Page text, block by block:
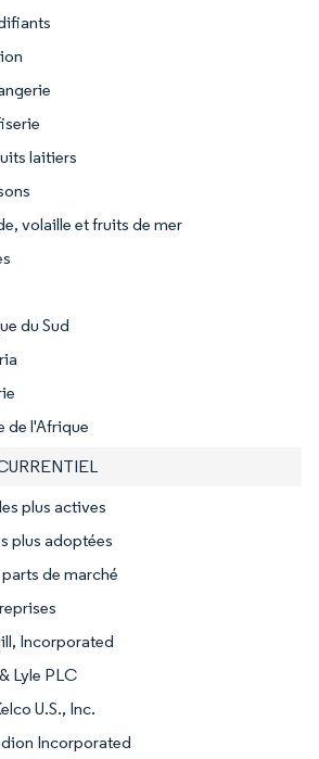
laitiers
volaille et fruits de mer
du Sud
de l'Afrique
plus actives
plus adoptées
de marché
Incorporated
Lyle PLC
U.S., Inc.
Incorporated